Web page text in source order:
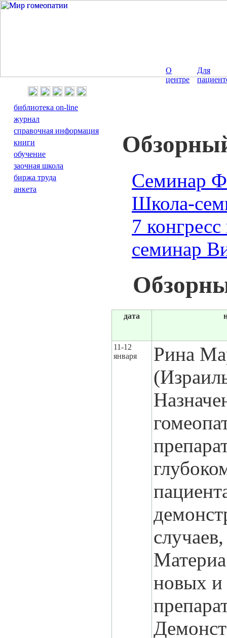
О
центре
Для
Семинар
Школа-
7
семинар
дата
11-12
января
Рина
случаев,
новых и
библиотека on-line
журнал
справочная информация
книги
обучение
заочная школа
биржа труда
анкета